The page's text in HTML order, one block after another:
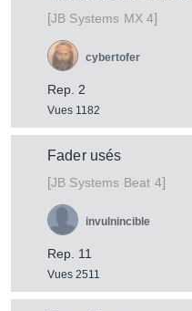
[JB Systems MX 4]
Rep. 2
Vues 1182
cybertofer
Fader usés
[JB Systems Beat 4]
Rep. 11
Vues 2511
invulnincible